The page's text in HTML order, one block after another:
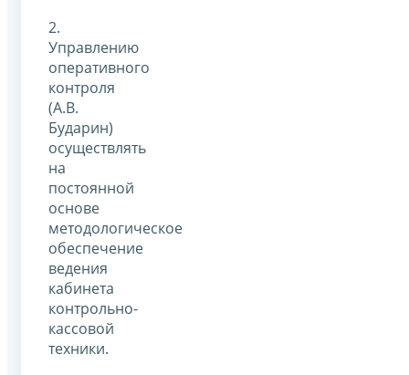
2.
Управлению
оперативного
контроля
(А.В.
Бударин)
осуществлять
на
постоянной
основе
методологическое
обеспечение
ведения
кабинета
контрольно-
кассовой
техники.